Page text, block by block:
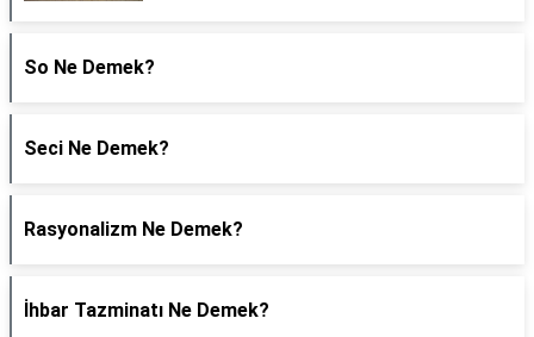
So Ne Demek?
Seci Ne Demek?
Rasyonalizm Ne Demek?
İhbar Tazminatı Ne Demek?